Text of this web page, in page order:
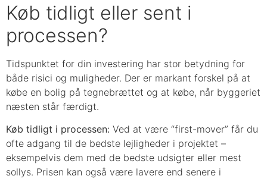
Køb tidligt eller sent i
processen?
Tidspunktet for din investering har stor betydning for
både risici og muligheder. Der er markant forskel på at
købe en bolig på tegnebrættet og at købe, når byggeriet
næsten står færdigt.
Køb tidligt i processen: Ved at være “first-mover” får du
ofte adgang til de bedste lejligheder i projektet –
eksempelvis dem med de bedste udsigter eller mest
sollys. Prisen kan også være lavere end senere i